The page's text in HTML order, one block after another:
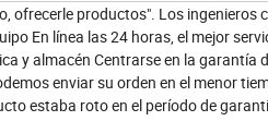
productos". Los ingenieros
En línea las 24 horas, el mejor
y almacén Centrarse en la garantía
enviar su orden en el menor
estaba roto en el período de